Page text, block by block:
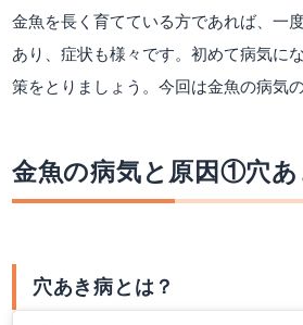
金魚を長く育てている方であれば、一
あり、症状も様々です。初めて病気に
策をとりましょう。今回は金魚の病気
金魚の病気と原因①穴
穴あき病とは？